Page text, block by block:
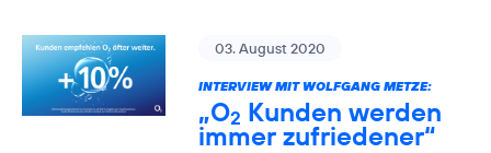
03. August 2020
INTERVIEW MIT WOLFGANG METZE:
„O2 Kunden werden
immer zufriedener“